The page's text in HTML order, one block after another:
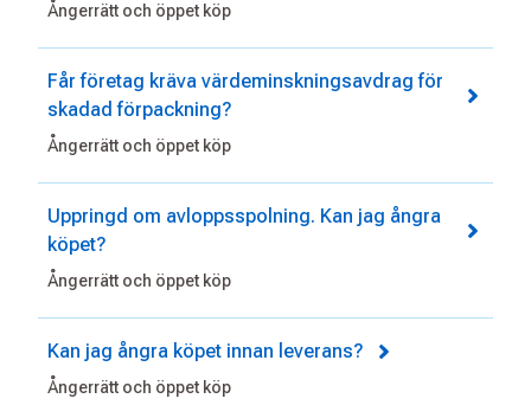
Ångerrätt och öppet köp
Får företag kräva värdeminskningsavdrag för
skadad förpackning?
Ångerrätt och öppet köp
Uppringd om avloppsspolning. Kan jag ångra
köpet?
Ångerrätt och öppet köp
Kan jag ångra köpet innan leverans?
Ångerrätt och öppet köp